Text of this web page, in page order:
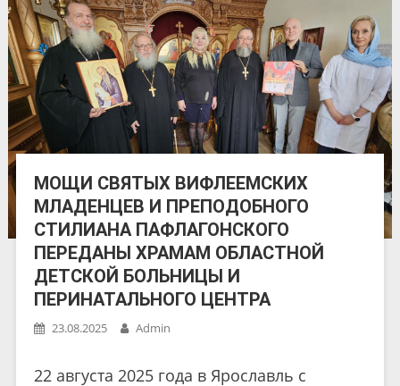
МОЩИ СВЯТЫХ ВИФЛЕЕМСКИХ
МЛАДЕНЦЕВ И ПРЕПОДОБНОГО
СТИЛИАНА ПАФЛАГОНСКОГО
ПЕРЕДАНЫ ХРАМАМ ОБЛАСТНОЙ
ДЕТСКОЙ БОЛЬНИЦЫ И
ПЕРИНАТАЛЬНОГО ЦЕНТРА
23.08.2025 Admin
22 августа 2025 года в Ярославль с